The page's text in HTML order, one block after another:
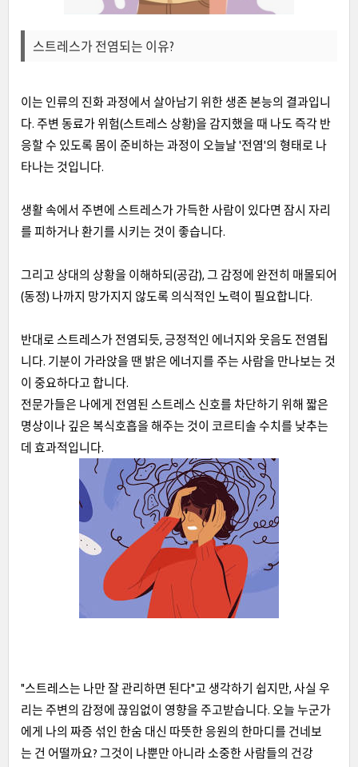
스트레스가 전염되는 이유?
이는 인류의 진화 과정에서 살아남기 위한 생존 본능의 결과입니
다. 주변 동료가 위험(스트레스 상황)을 감지했을 때 나도 즉각 반
응할 수 있도록 몸이 준비하는 과정이 오늘날 '전염'의 형태로 나
타나는 것입니다.
생활 속에서 주변에 스트레스가 가득한 사람이 있다면 잠시 자리
를 피하거나 환기를 시키는 것이 좋습니다.
그리고 상대의 상황을 이해하되(공감), 그 감정에 완전히 매몰되어
(동정) 나까지 망가지지 않도록 의식적인 노력이 필요합니다.
반대로 스트레스가 전염되듯, 긍정적인 에너지와 웃음도 전염됩
니다. 기분이 가라앉을 땐 밝은 에너지를 주는 사람을 만나보는 것
이 중요하다고 합니다.
전문가들은 나에게 전염된 스트레스 신호를 차단하기 위해 짧은
명상이나 깊은 복식호흡을 해주는 것이 코르티솔 수치를 낮추는
데 효과적입니다.
"스트레스는 나만 잘 관리하면 된다"고 생각하기 쉽지만, 사실 우
리는 주변의 감정에 끊임없이 영향을 주고받습니다. 오늘 누군가
에게 나의 짜증 섞인 한숨 대신 따뜻한 응원의 한마디를 건네보
는 건 어떨까요? 그것이 나뿐만 아니라 소중한 사람들의 건강